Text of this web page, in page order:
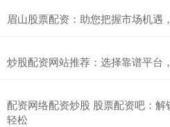
眉山股票配资：助您把握市场机遇
炒股配资网站推荐：选择靠谱平台
配资网络配资炒股 股票配资吧：
轻松